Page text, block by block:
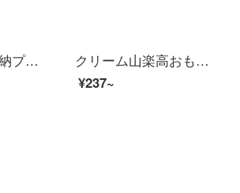
デスクトップ収納プラスチックケース透明デスクデスクデスク整理ボックス化粧品収納ケース純色シンプル現代風厚手収納ケース透明トランペット6コマ（15.5*11*7）
クリーム山楽高おもちゃ収納箱子供用積み木整理箱プラスチック磁気片透明箱お菓子収納ボックス赤中号(36.5*24.6*16.5 cm)1個入り
¥237~